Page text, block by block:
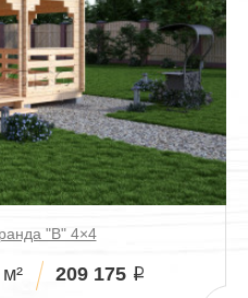
"В" 4×4
209 175 i